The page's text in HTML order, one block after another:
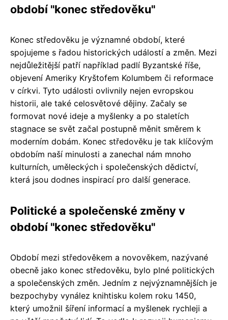
období "konec středověku"
Konec středověku je významné období, které
spojujeme s řadou historických událostí a změn. Mezi
nejdůležitější patří například padlí Byzantské říše,
objevení Ameriky Kryštofem Kolumbem či reformace
v církvi. Tyto události ovlivnily nejen evropskou
historii, ale také celosvětové dějiny. Začaly se
formovat nové ideje a myšlenky a po staletích
stagnace se svět začal postupně měnit směrem k
moderním dobám. Konec středověku je tak klíčovým
obdobím naší minulosti a zanechal nám mnoho
kulturních, uměleckých i společenských dědictví,
která jsou dodnes inspirací pro další generace.
Politické a společenské změny v
období "konec středověku"
Období mezi středověkem a novověkem, nazývané
obecně jako konec středověku, bylo plné politických
a společenských změn. Jedním z nejvýznamnějších je
bezpochyby vynález knihtisku kolem roku 1450,
který umožnil šíření informací a myšlenek rychleji a